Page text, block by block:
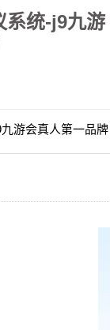
系统-j9九游
九游会真人第一品牌